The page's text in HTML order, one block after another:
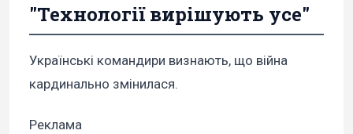
"Технології вирішують усе"
Українські командири визнають, що війна
кардинально змінилася.
Реклама